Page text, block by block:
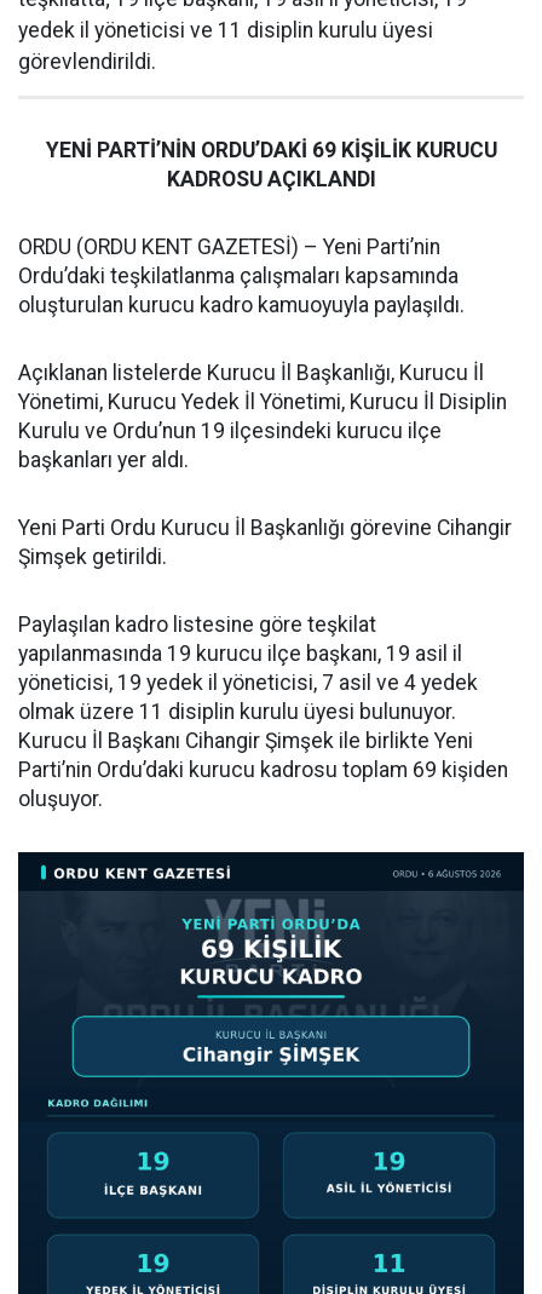
yedek il yöneticisi ve 11 disiplin kurulu üyesi
görevlendirildi.
YENİ PARTİ’NİN ORDU’DAKİ 69 KİŞİLİK KURUCU
KADROSU AÇIKLANDI
ORDU (ORDU KENT GAZETESİ) – Yeni Parti’nin
Ordu’daki teşkilatlanma çalışmaları kapsamında
oluşturulan kurucu kadro kamuoyuyla paylaşıldı.
Açıklanan listelerde Kurucu İl Başkanlığı, Kurucu İl
Yönetimi, Kurucu Yedek İl Yönetimi, Kurucu İl Disiplin
Kurulu ve Ordu’nun 19 ilçesindeki kurucu ilçe
başkanları yer aldı.
Yeni Parti Ordu Kurucu İl Başkanlığı görevine Cihangir
Şimşek getirildi.
Paylaşılan kadro listesine göre teşkilat
yapılanmasında 19 kurucu ilçe başkanı, 19 asil il
yöneticisi, 19 yedek il yöneticisi, 7 asil ve 4 yedek
olmak üzere 11 disiplin kurulu üyesi bulunuyor.
Kurucu İl Başkanı Cihangir Şimşek ile birlikte Yeni
Parti’nin Ordu’daki kurucu kadrosu toplam 69 kişiden
oluşuyor.